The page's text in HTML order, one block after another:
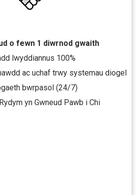
o fewn 1 diwrnod gwaith
lwyddiannus 100%
ac uchaf trwy systemau diogel
bwrpasol (24/7)
yn Gwneud Pawb i Chi